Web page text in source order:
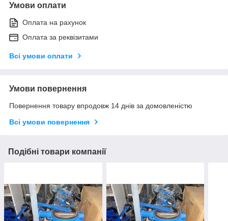
Умови оплати
Оплата на рахунок
Оплата за реквізитами
Всі умови оплати
Умови повернення
Повернення товару впродовж 14 днів за домовленістю
Всі умови повернення
Подібні товари компанії